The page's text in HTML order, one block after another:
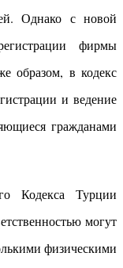
Однако с новой
фирмы
образом, в кодекс
и ведение
гражданами
Кодекса Турции
могут
физическими